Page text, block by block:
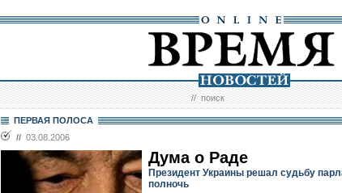
//поиск
ПЕРВАЯ ПОЛОСА
// 03.08.2006
Дума о Раде
Президент Украины решал судьбу
полночь